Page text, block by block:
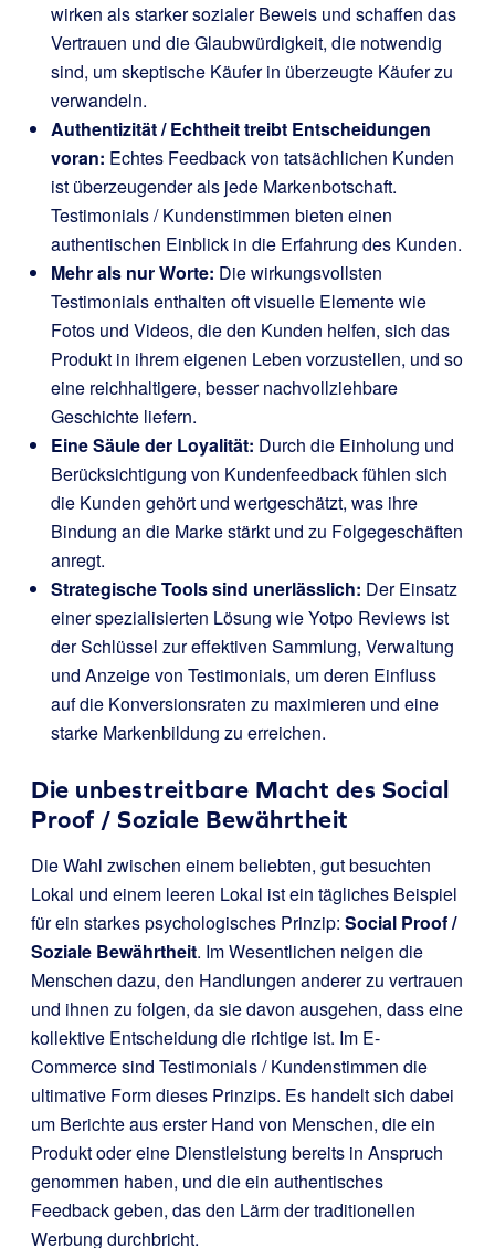
wirken als starker sozialer Beweis und schaffen das
Vertrauen und die Glaubwürdigkeit, die notwendig
sind, um skeptische Käufer in überzeugte Käufer zu
verwandeln.
Authentizität / Echtheit treibt Entscheidungen
voran: Echtes Feedback von tatsächlichen Kunden
ist überzeugender als jede Markenbotschaft.
Testimonials / Kundenstimmen bieten einen
authentischen Einblick in die Erfahrung des Kunden.
Mehr als nur Worte: Die wirkungsvollsten
Testimonials enthalten oft visuelle Elemente wie
Fotos und Videos, die den Kunden helfen, sich das
Produkt in ihrem eigenen Leben vorzustellen, und so
eine reichhaltigere, besser nachvollziehbare
Geschichte liefern.
Eine Säule der Loyalität: Durch die Einholung und
Berücksichtigung von Kundenfeedback fühlen sich
die Kunden gehört und wertgeschätzt, was ihre
Bindung an die Marke stärkt und zu Folgegeschäften
anregt.
Strategische Tools sind unerlässlich: Der Einsatz
einer spezialisierten Lösung wie Yotpo Reviews ist
der Schlüssel zur effektiven Sammlung, Verwaltung
und Anzeige von Testimonials, um deren Einfluss
auf die Konversionsraten zu maximieren und eine
starke Markenbildung zu erreichen.
Die unbestreitbare Macht des Social
Proof / Soziale Bewährtheit
Die Wahl zwischen einem beliebten, gut besuchten
Lokal und einem leeren Lokal ist ein tägliches Beispiel
für ein starkes psychologisches Prinzip: Social Proof /
Soziale Bewährtheit. Im Wesentlichen neigen die
Menschen dazu, den Handlungen anderer zu vertrauen
und ihnen zu folgen, da sie davon ausgehen, dass eine
kollektive Entscheidung die richtige ist. Im E-
Commerce sind Testimonials / Kundenstimmen die
ultimative Form dieses Prinzips. Es handelt sich dabei
um Berichte aus erster Hand von Menschen, die ein
Produkt oder eine Dienstleistung bereits in Anspruch
genommen haben, und die ein authentisches
Feedback geben, das den Lärm der traditionellen
Werbung durchbricht.